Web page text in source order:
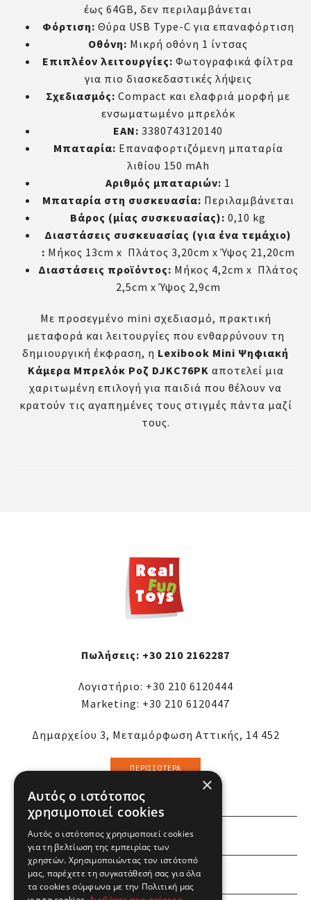
έως 64GB, δεν περιλαμβάνεται
Φόρτιση: Θύρα USB Type-C για επαναφόρτιση
Οθόνη: Μικρή οθόνη 1 ίντσας
Επιπλέον λειτουργίες: Φωτογραφικά φίλτρα
για πιο διασκεδαστικές λήψεις
Σχεδιασμός: Compact και ελαφριά μορφή με
ενσωματωμένο μπρελόκ
EAN: 3380743120140
Μπαταρία: Επαναφορτιζόμενη μπαταρία
λιθίου 150 mAh
Αριθμός μπαταριών: 1
Μπαταρία στη συσκευασία: Περιλαμβάνεται
Βάρος (μίας συσκευασίας): 0,10 kg
Διαστάσεις συσκευασίας (για ένα τεμάχιο)
: Mήκος 13cm x Πλάτος 3,20cm x Ύψος 21,20cm
Διαστάσεις προϊόντος: Mήκος 4,2cm x Πλάτος
2,5cm x Ύψος 2,9cm
Με προσεγμένο mini σχεδιασμό, πρακτική
μεταφορά και λειτουργίες που ενθαρρύνουν τη
δημιουργική έκφραση, η Lexibook Mini Ψηφιακή
Κάμερα Μπρελόκ Ροζ DJKC76PK αποτελεί μια
χαριτωμένη επιλογή για παιδιά που θέλουν να
κρατούν τις αγαπημένες τους στιγμές πάντα μαζί
τους.
Πωλήσεις: +30 210 2162287
Λογιστήριο: +30 210 6120444
Marketing: +30 210 6120447
Δημαρχείου 3, Μεταμόρφωση Αττικής, 14 452
ΠΕΡΙΣΣΌΤΕΡΑ
ΕΜΕΙΣ
ΕΣΕΙΣ
×
Αυτός ο ιστότοπος
χρησιμοποιεί cookies
Αυτός ο ιστότοπος χρησιμοποιεί cookies
για τη βελτίωση της εμπειρίας των
χρηστών. Χρησιμοποιώντας τον ιστότοπό
μας, παρέχετε τη συγκατάθεσή σας για όλα
τα cookies σύμφωνα με την Πολιτική μας